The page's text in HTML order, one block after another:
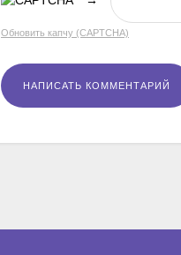
Обновить капчу (CAPTCHA)